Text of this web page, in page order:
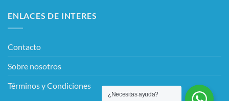
ENLACES DE INTERES
Contacto
Sobre nosotros
Términos y Condiciones
¿Necesitas ayuda?